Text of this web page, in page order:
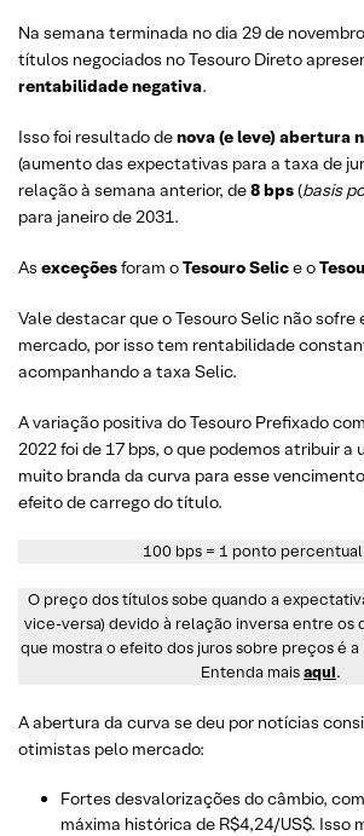
Na semana terminada no dia 29 de
títulos negociados no Tesouro Direto
rentabilidade negativa.
Isso foi resultado denova (e leve) abertura
(aumento das expectativas para a taxa de
relação à semana anterior, de8 bps(basis
para janeiro de 2031.
As exceçõesforam oTesouro Selice o
Vale destacar que o Tesouro Selic não sofre
mercado, por isso tem rentabilidade
acompanhando a taxa Selic.
A variação positiva do Tesouro Prefixado
2022 foi de 17 bps, o que podemos atribuir a
muito branda da curva para esse
efeito de carrego do título.
100 bps = 1 ponto percentual
O preço dos títulos sobe quando a
vice-versa) devido à relação inversa entre os
que mostra o efeito dos juros sobre preços é
Entenda maisaqui.
A abertura da curva se deu por notícias
otimistas pelo mercado:
Fortes desvalorizações do câmbio,
máxima histórica de R$4,24/US$. Isso